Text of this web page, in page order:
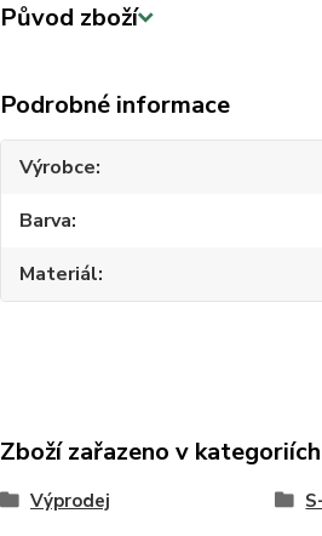
Původ zboží
Podrobné informace
Výrobce
Barva
Materiál
Zboží zařazeno v kategoriích
Výprodej